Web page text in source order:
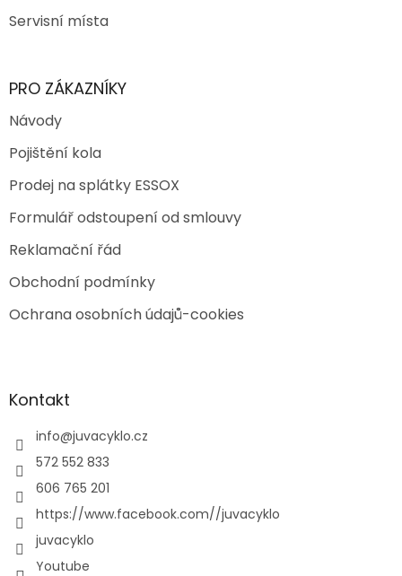
Servisní místa
PRO ZÁKAZNÍKY
Návody
Pojištění kola
Prodej na splátky ESSOX
Formulář odstoupení od smlouvy
Reklamační řád
Obchodní podmínky
Ochrana osobních údajů-cookies
Kontakt
info@juvacyklo.cz
572 552 833
606 765 201
https://www.facebook.com//juvacyklo
juvacyklo
Youtube